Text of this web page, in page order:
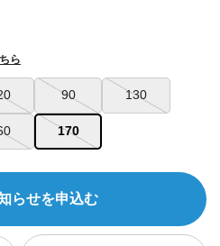
90 130
170
ら
らせを申込む